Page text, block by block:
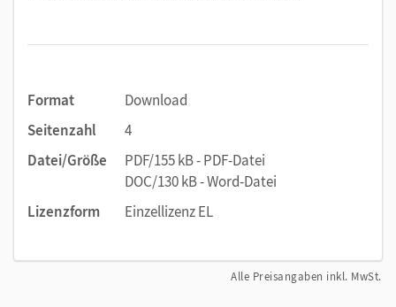
Format
Download
Seitenzahl
4
Datei/Größe
PDF/155 kB - PDF-Datei
DOC/130 kB - Word-Datei
Lizenzform
Einzellizenz EL
Alle Preisangaben inkl. MwSt.